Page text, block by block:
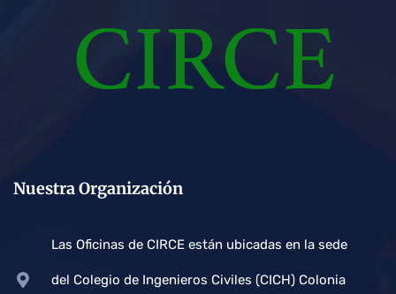
Nuestra Organización
Las Oficinas de CIRCE están ubicadas en la sede
del Colegio de Ingenieros Civiles (CICH) Colonia